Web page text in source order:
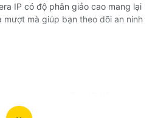
IP có độ phân giảo cao mang lại
mà giúp bạn theo dõi an ninh
mang lại hình ảnh chất